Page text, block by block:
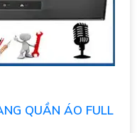
QUẦN ÁO FULL